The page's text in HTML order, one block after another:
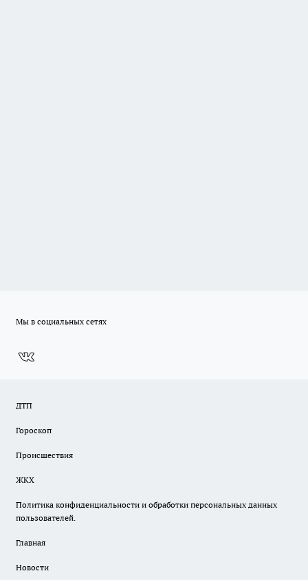
Мы в социальных сетях
ДТП
Гороскоп
Происшествия
ЖКХ
Политика конфиденциальности и обработки персональных данных
пользователей.
Главная
Новости